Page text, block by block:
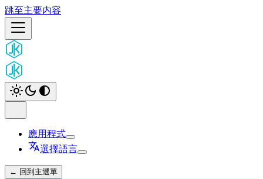
跳至主要内容
應用程式
選擇語言
← 回到主選單